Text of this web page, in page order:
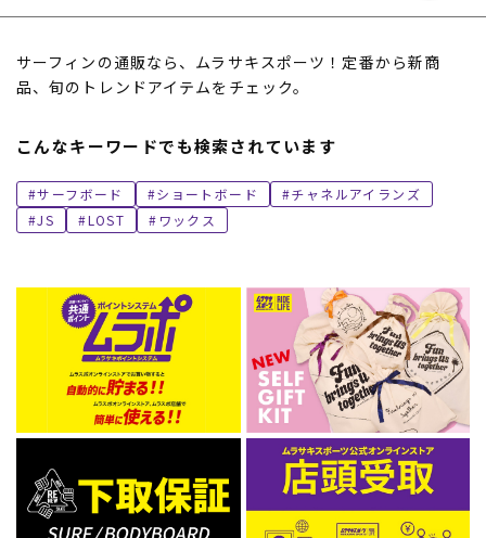
中古/アウトレット スノ
店舗一覧
ニュース
ムラサキスポーツ 公式アプリ
ポイント・クーポンもこのアプリで！
サーフィンの通販なら、ムラサキスポーツ！定番から新商
品、旬のトレンドアイテムをチェック。
こんなキーワードでも検索されています
サーフボード ショートボード
チャネルアイランズ
JS
LOST ワックス